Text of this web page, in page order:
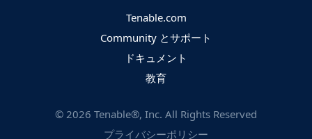
Tenable.com
Community とサポート
ドキュメント
教育
© 2026 Tenable®, Inc. All Rights Reserved
プライバシーポリシー